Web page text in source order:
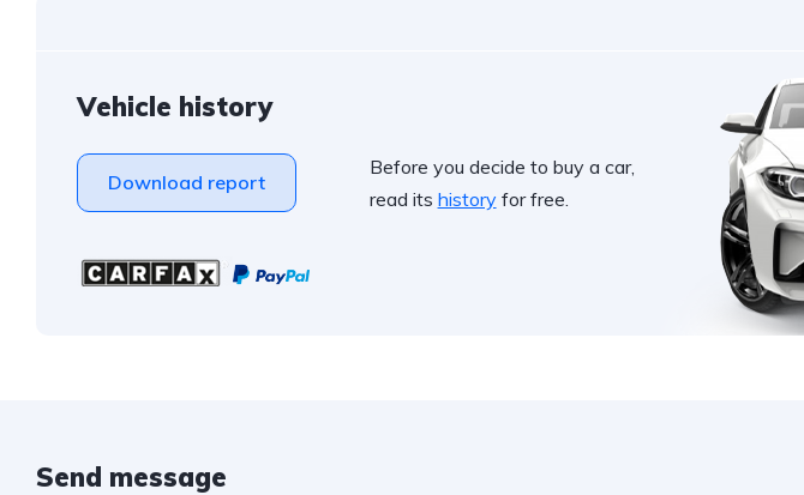
Vehicle history
Download report
Before you decide to buy a car,
read its historyfor free.
Send message